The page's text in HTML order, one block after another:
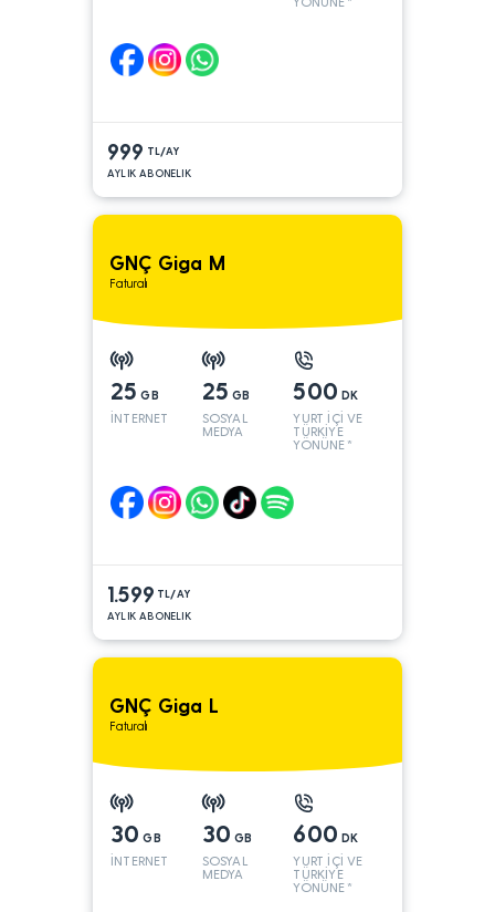
999 TL/AY
AYLIK ABONELIK
GNÇ Giga M
Faturalı
25 GB
İNTERNET
25 GB
SOSYAL
MEDYA
500 DK
YURT İÇİ VE
TÜRKİYE
YÖNÜNE*
1.599 TL/AY
AYLIK ABONELIK
GNÇ Giga L
Faturalı
30 GB
İNTERNET
30 GB
SOSYAL
MEDYA
600 DK
YURT İÇİ VE
TÜRKİYE
YÖNÜNE*